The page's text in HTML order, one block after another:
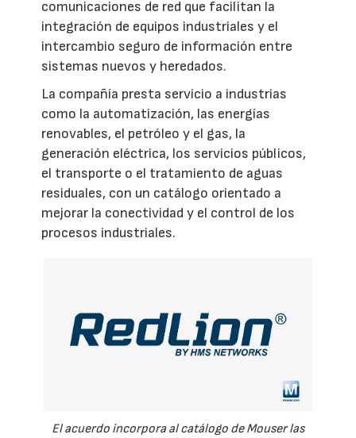
comunicaciones de red que facilitan la
integración de equipos industriales y el
intercambio seguro de información entre
sistemas nuevos y heredados.
La compañía presta servicio a industrias
como la automatización, las energías
renovables, el petróleo y el gas, la
generación eléctrica, los servicios públicos,
el transporte o el tratamiento de aguas
residuales, con un catálogo orientado a
mejorar la conectividad y el control de los
procesos industriales.
El acuerdo incorpora al catálogo de Mouser las